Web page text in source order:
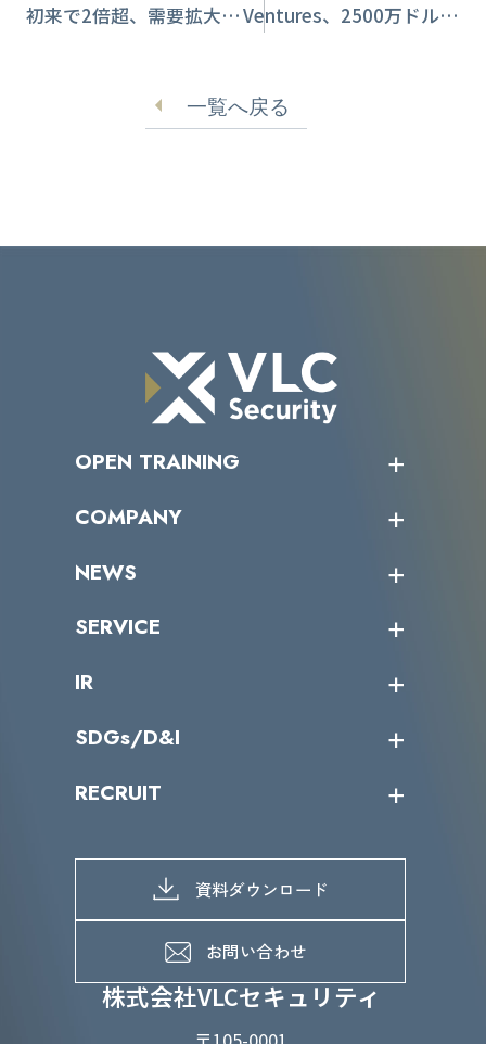
初来で2倍超、需要拡大とVentures、2500万ドルの
リティに投資へ
一覧へ戻る
株式会社VLCセキュリティ
OPEN TRAINING
受講者の声
COMPANY
トップメッセージ
ミッション／ビジョン
パートナー企業一覧
NEWS
サイバーニュース
SERVICE
カテゴリー別サービス一覧
IR
IRカレンダー
IRライブラリー
よくあるご質問
SDGs/D&I
当グループのマテリアリティ
SDGs推進体制
D&Iの取り組み
RECRUIT
募集職種一覧
メッセージ
メンバーインタビュー
資料ダウンロード
お問い合わせ